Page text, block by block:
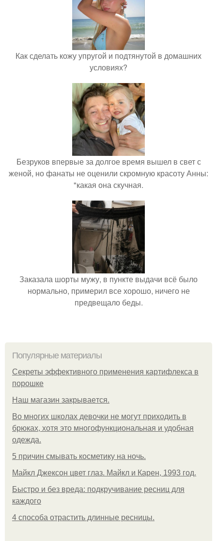
Как сделать кожу упругой и подтянутой в домашних
условиях?
Безруков впервые за долгое время вышел в свет с
женой, но фанаты не оценили скромную красоту Анны:
"какая она скучная.
Заказала шорты мужу, в пункте выдачи всё было
нормально, примерил все хорошо, ничего не
предвещало беды.
Популярные материалы
Секреты эффективного применения картифлекса в
порошке
Нaш магaзин зaкрывaeтся.
Во многих школах девочки не могут приходить в
брюках, хотя это многофункциональная и удобная
одежда.
5 причин смывать косметику на ночь.
Майкл Джексон цвет глаз. Майкл и Карен, 1993 год.
Быстро и без вреда: подкручивание ресниц для
каждого
4 способа отрастить длинные ресницы.